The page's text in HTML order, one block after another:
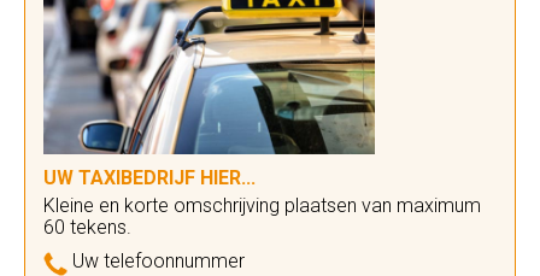
UW TAXIBEDRIJF HIER...
Kleine en korte omschrijving plaatsen van maximum
60 tekens.
Uw telefoonnummer